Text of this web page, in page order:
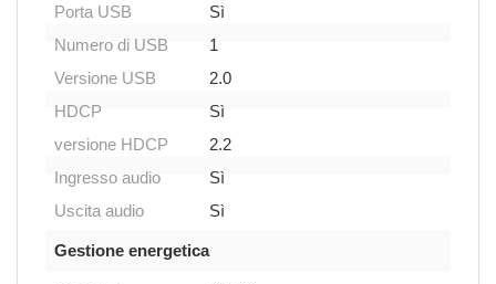
Porta USB
Sì
Numero di USB
1
Versione USB
2.0
HDCP
Sì
versione HDCP
2.2
Ingresso audio
Sì
Uscita audio
Sì
Gestione energetica